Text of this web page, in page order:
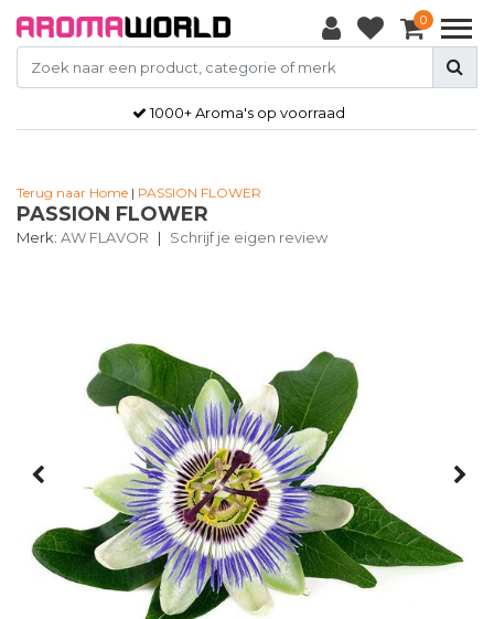
0
1000+ Aroma's op voorraad
Terug naar Home | PASSION FLOWER
PASSION FLOWER
Merk: AW FLAVOR | Schrijf je eigen review